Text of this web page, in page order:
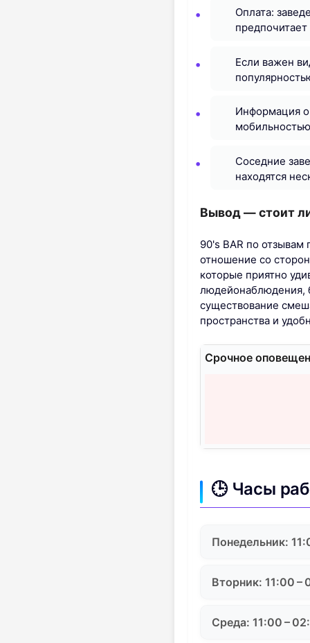
Оплата:
Если важен
Информация о
Соседние
находятся
Вывод — стоит
90's BAR по отзывам
отношение со
которые приятно
людейонаблюдения,
существование
пространства и
Срочное
🕒 Часы
Понедельник:
Вторник: 11:00 –
Среда: 11:00 –